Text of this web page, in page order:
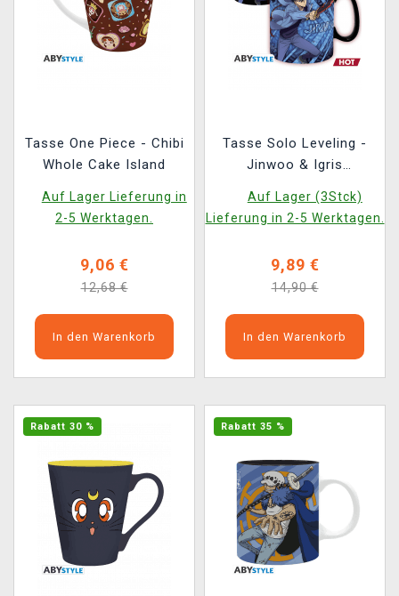
Tasse One Piece - Chibi
Whole Cake Island
Auf Lager Lieferung in
2-5 Werktagen.
9,06 €
12,68 €
In den Warenkorb
Tasse Solo Leveling -
Jinwoo & Igris
Auf Lager (3Stck)
Lieferung in 2-5 Werktagen.
9,89 €
14,90 €
In den Warenkorb
Rabatt 30 % Rabatt 35 %